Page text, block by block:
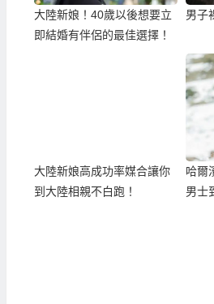
大陸新娘！40歲以後想要立
即結婚有伴侶的最佳選擇！
男子
大陸新娘高成功率媒合讓你
到大陸相親不白跑！
哈爾
男士